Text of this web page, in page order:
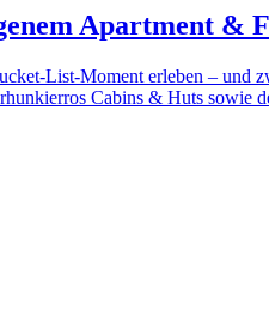
Apartment &
List-Moment erleben – und
Cabins & Huts